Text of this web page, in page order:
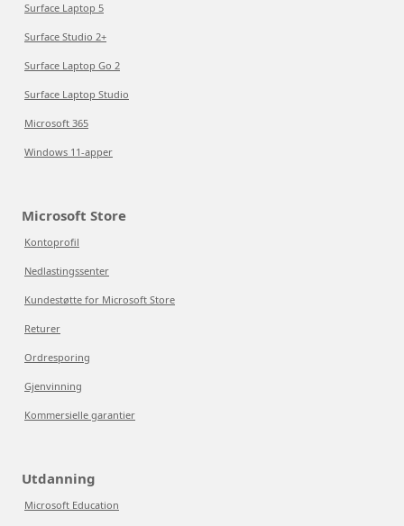
Surface Laptop 5
Surface Studio 2+
Surface Laptop Go 2
Surface Laptop Studio
Microsoft 365
Windows 11-apper
Microsoft Store
Kontoprofil
Nedlastingssenter
Kundestøtte for Microsoft Store
Returer
Ordresporing
Gjenvinning
Kommersielle garantier
Utdanning
Microsoft Education